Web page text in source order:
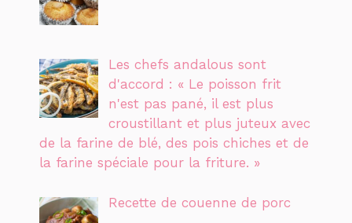
Les chefs andalous sont
d'accord : « Le poisson frit
n'est pas pané, il est plus
croustillant et plus juteux avec
de la farine de blé, des pois chiches et de
la farine spéciale pour la friture. »
Recette de couenne de porc